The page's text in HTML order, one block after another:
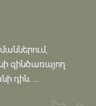
զինծառայող
դին. ...